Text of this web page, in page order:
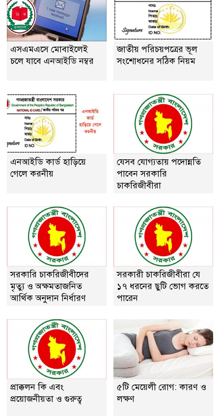
এসএমএসে মোবাইলেই
চলে যাবে এনআইডি নম্বর
জাতীয় পরিচয়পত্রের ভূল
সংশোধনের সঠিক নিয়ম
এনআইডি কার্ড হাড়িয়ে
গেলে করনীয়
যেসব যোগ্যতায় পদোন্নতি
পাবেন সরকারি
চাকরিজীবীরা
সরকারি চাকরিজীবীদের
মৃত্যু ও অক্ষমতাজনিত
আর্থিক অনুদান নির্ধারণ
সরকারী চাকরিজীবীরা যে
১৭ ধরনের ছুটি ভোগ করতে
পারেন
প্রাক্কলন কি এবং
প্রয়ােজনীয়তা ও গুরুত্ব
৫টি মেয়েলী রোগ: কারণ ও
লক্ষণ